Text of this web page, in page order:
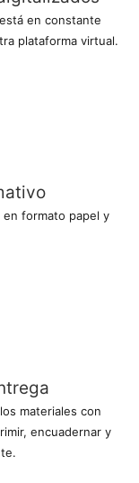
en constante
plataforma virtual.
formato papel y
materiales con
encuadernar y